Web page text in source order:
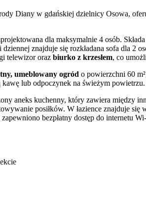
Diany w gdańskiej dzielnicy Osowa,
dla maksymalnie 4 osób.
znajduje się rozkładana sofa dla 2
telewizor oraz biurko z krzesłem, co
umeblowany ogród o powierzchni 60
kawę lub odpoczynek na świeżym powietrzu.
aneks kuchenny, który zawiera między
posiłków. W łazience znajduje się
bezpłatny dostęp do internetu
za dodatkową opłatą. W pobliżu
części Gdańska. Port Lotniczy im.
otoczeniu działają liczne sklepy,
.